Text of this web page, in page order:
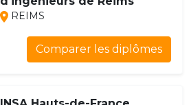
REIMS
Comparer les diplômes